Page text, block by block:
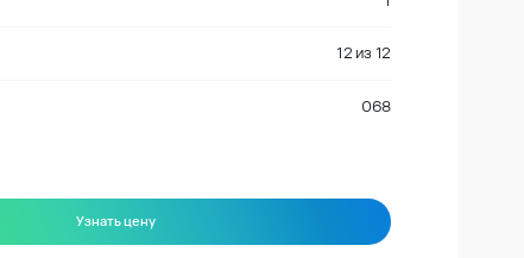
12 из 12
068
Узнать цену